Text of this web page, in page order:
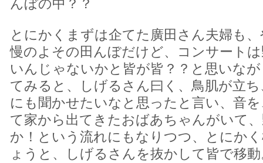
とにかくまずは企てた廣田さん夫婦も
慢のよその田んぼだけど、コンサート
いんじゃないかと皆が皆？？と思いな
てみると、しげるさん曰く、鳥肌が立
にも聞かせたいなと思ったと言い、音
て家から出てきたおばあちゃんがいて
か！という流れにもなりつつ、とにか
ょうと、しげるさんを抜かして皆で移